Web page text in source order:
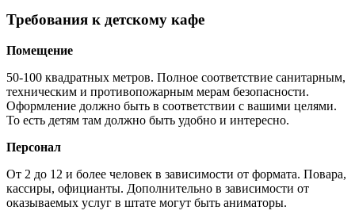
Требования к детскому кафе
Помещение
50-100 квадратных метров. Полное соответствие санитарным,
техническим и противопожарным мерам безопасности.
Оформление должно быть в соответствии с вашими целями.
То есть детям там должно быть удобно и интересно.
Персонал
От 2 до 12 и более человек в зависимости от формата. Повара,
кассиры, официанты. Дополнительно в зависимости от
оказываемых услуг в штате могут быть аниматоры.